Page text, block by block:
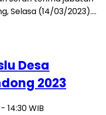
Selasa (14/03/2023)….
Desa
2023
14:30 WIB